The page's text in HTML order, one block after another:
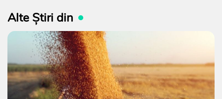
Alte Știri din